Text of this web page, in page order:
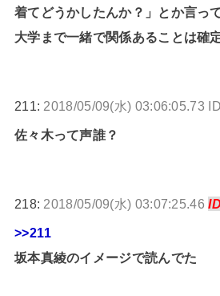
着てどうかしたんか？」とか言っ
大学まで一緒で関係あることは確
211: 2018/05/09(水) 03:06:05.73
佐々木って声誰？
218: 2018/05/09(水) 03:07:25.46
>>211
坂本真綾のイメージで読んでた